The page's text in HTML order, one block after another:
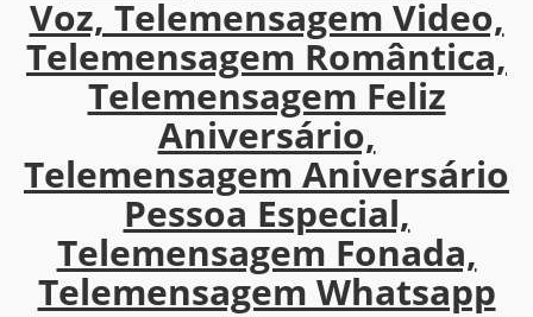
Voz, Telemensagem Video,
Telemensagem Romântica,
Telemensagem Feliz
Aniversário,
Telemensagem Aniversário
Pessoa Especial,
Telemensagem Fonada,
Telemensagem Whatsapp